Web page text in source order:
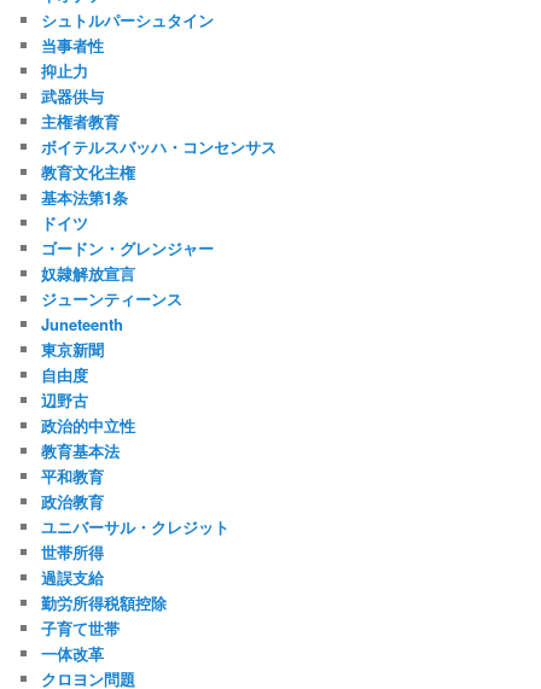
シュトルパーシュタイン
当事者性
抑止力
武器供与
主権者教育
ボイテルスバッハ・コンセンサス
教育文化主権
基本法第1条
ドイツ
ゴードン・グレンジャー
奴隷解放宣言
ジューンティーンス
Juneteenth
東京新聞
自由度
辺野古
政治的中立性
教育基本法
平和教育
政治教育
ユニバーサル・クレジット
世帯所得
過誤支給
勤労所得税額控除
子育て世帯
一体改革
クロヨン問題